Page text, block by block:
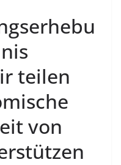
teilen
von